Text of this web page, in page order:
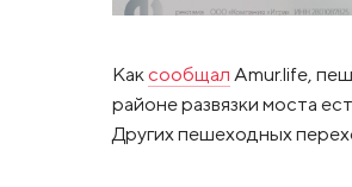
Каксообщал Amur.life,
районе развязки моста
Других пешеходных